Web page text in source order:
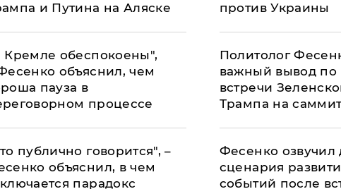
и Путина на Аляске
против Украины
Кремле обеспокоены",
объяснил, чем
пауза в
процессе
Политолог
важный вывод по
встречи
Трампа на
публично говорится", –
объяснил, в чем
парадокс
Фесенко озвучил
сценария
событий после